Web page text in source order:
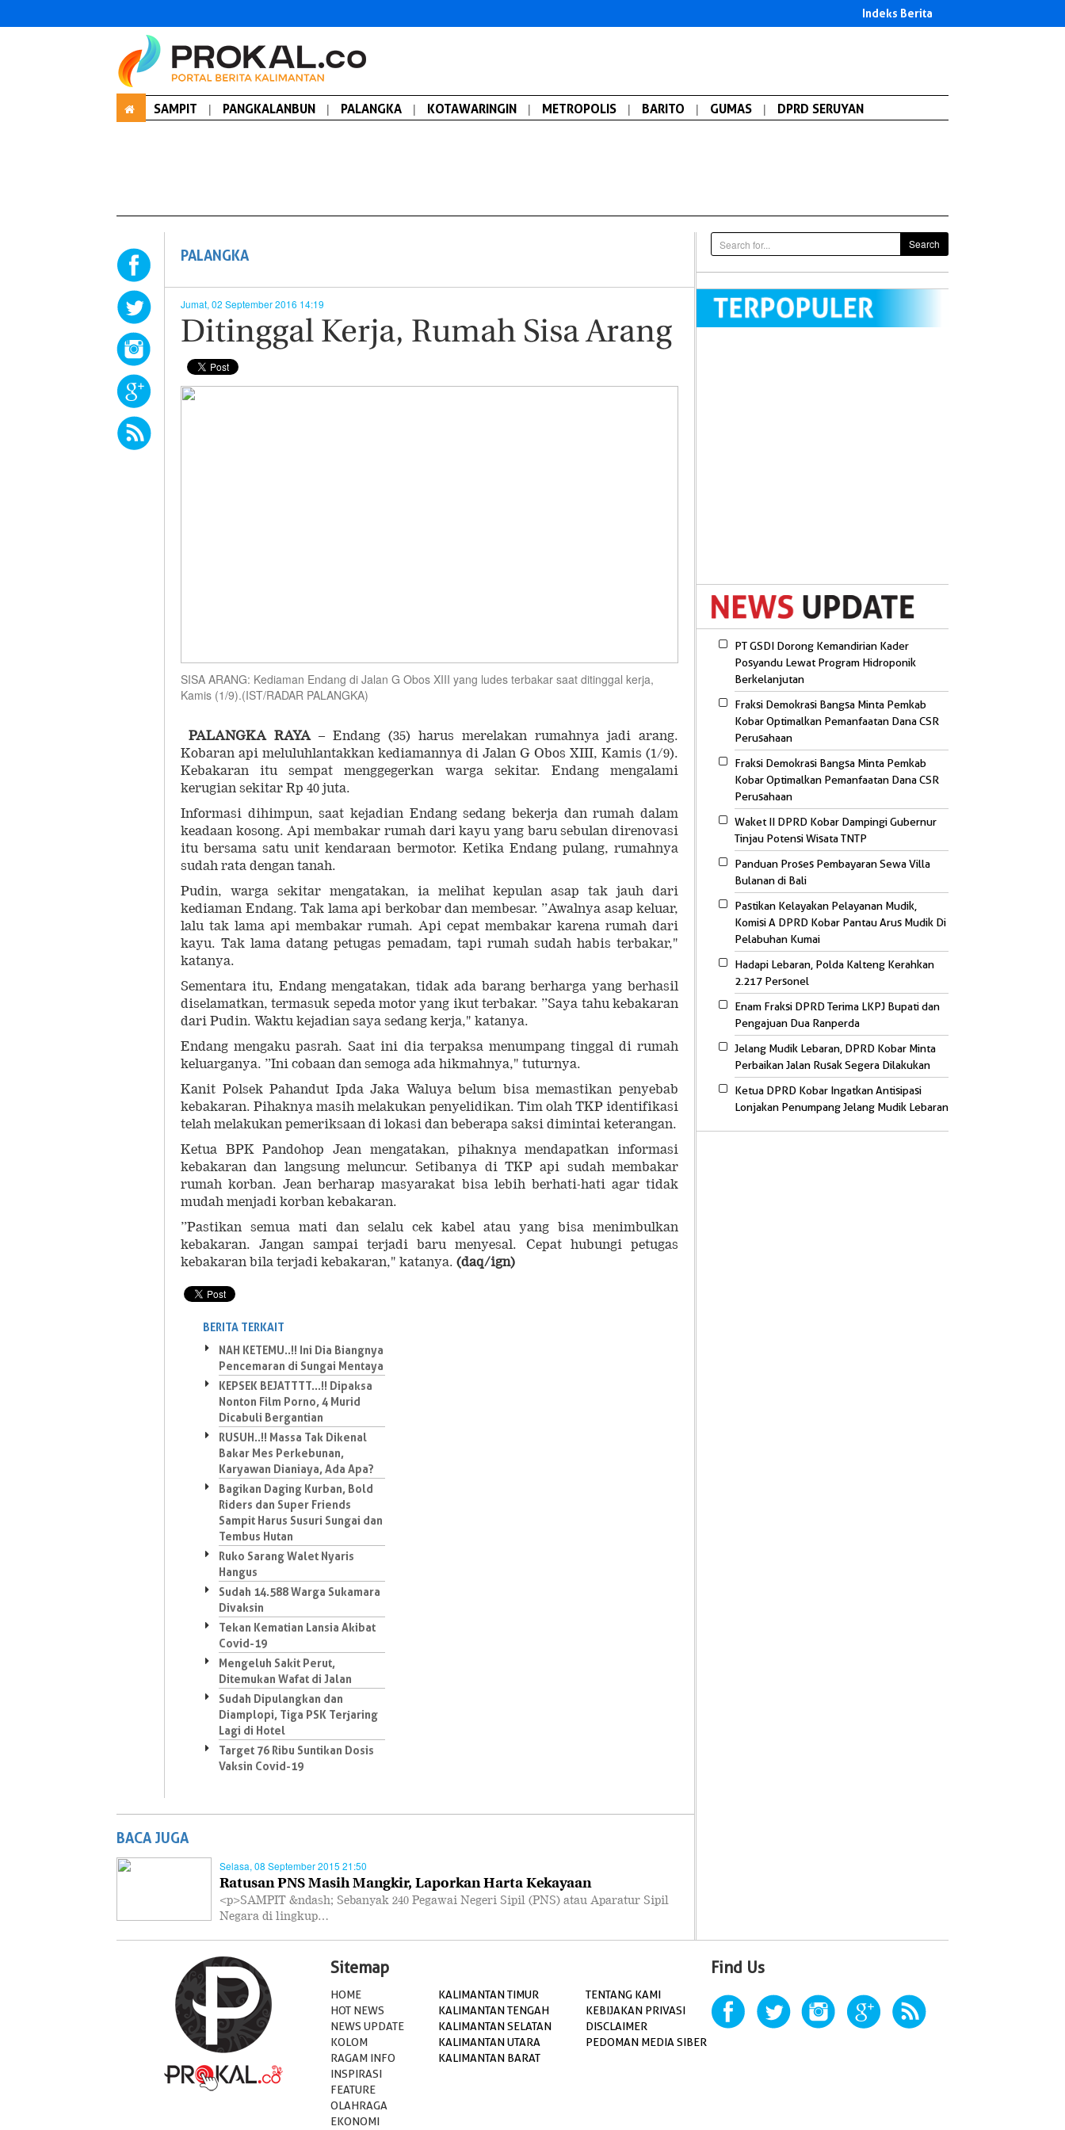
Indeks Berita
SAMPIT | PANGKALANBUN | PALANGKA | KOTAWARINGIN | METROPOLIS | BARITO | GUMAS | DPRD SERUYAN
PALANGKA
Jumat, 02 September 2016 14:19
Ditinggal Kerja, Rumah Sisa Arang
SISA ARANG: Kediaman Endang di Jalan G Obos XIII yang ludes terbakar saat ditinggal kerja,
Kamis (1/9).(IST/RADAR PALANGKA)
PALANGKA RAYA– Endang (35) harus merelakan rumahnya jadi arang.
Kobaran api meluluhlantakkan kediamannya di Jalan G Obos XIII, Kamis (1/9).
Kebakaran itu sempat menggegerkan warga sekitar. Endang mengalami
kerugian sekitar Rp 40 juta.
Informasi dihimpun, saat kejadian Endang sedang bekerja dan rumah dalam
keadaan kosong. Api membakar rumah dari kayu yang baru sebulan direnovasi
itu bersama satu unit kendaraan bermotor. Ketika Endang pulang, rumahnya
sudah rata dengan tanah.
Pudin, warga sekitar mengatakan, ia melihat kepulan asap tak jauh dari
kediaman Endang. Tak lama api berkobar dan membesar. ”Awalnya asap keluar,
lalu tak lama api membakar rumah. Api cepat membakar karena rumah dari
kayu. Tak lama datang petugas pemadam, tapi rumah sudah habis terbakar,"
katanya.
Sementara itu, Endang mengatakan, tidak ada barang berharga yang berhasil
diselamatkan, termasuk sepeda motor yang ikut terbakar. ”Saya tahu kebakaran
dari Pudin. Waktu kejadian saya sedang kerja," katanya.
Endang mengaku pasrah. Saat ini dia terpaksa menumpang tinggal di rumah
keluarganya. ”Ini cobaan dan semoga ada hikmahnya," tuturnya.
Kanit Polsek Pahandut Ipda Jaka Waluya belum bisa memastikan penyebab
kebakaran. Pihaknya masih melakukan penyelidikan. Tim olah TKP identifikasi
telah melakukan pemeriksaan di lokasi dan beberapa saksi dimintai keterangan.
Ketua BPK Pandohop Jean mengatakan, pihaknya mendapatkan informasi
kebakaran dan langsung meluncur. Setibanya di TKP api sudah membakar
rumah korban. Jean berharap masyarakat bisa lebih berhati-hati agar tidak
mudah menjadi korban kebakaran.
”Pastikan semua mati dan selalu cek kabel atau yang bisa menimbulkan
kebakaran. Jangan sampai terjadi baru menyesal. Cepat hubungi petugas
kebakaran bila terjadi kebakaran," katanya. (daq/ign)
BERITA TERKAIT
NAH KETEMU..!! Ini Dia Biangnya
Pencemaran di Sungai Mentaya
KEPSEK BEJATTTT...!! Dipaksa
Nonton Film Porno, 4 Murid
Dicabuli Bergantian
RUSUH..!! Massa Tak Dikenal
Bakar Mes Perkebunan,
Karyawan Dianiaya, Ada Apa?
Bagikan Daging Kurban, Bold
Riders dan Super Friends
Sampit Harus Susuri Sungai dan
Tembus Hutan
Ruko Sarang Walet Nyaris
Hangus
Sudah 14.588 Warga Sukamara
Divaksin
Tekan Kematian Lansia Akibat
Covid-19
Mengeluh Sakit Perut,
Ditemukan Wafat di Jalan
Sudah Dipulangkan dan
Diamplopi, Tiga PSK Terjaring
Lagi di Hotel
Target 76 Ribu Suntikan Dosis
Vaksin Covid-19
BACA JUGA
Selasa, 08 September 2015 21:50
Ratusan PNS Masih Mangkir, Laporkan Harta Kekayaan
<p>SAMPIT &ndash; Sebanyak 240 Pegawai Negeri Sipil (PNS) atau Aparatur Sipil
Negara di lingkup…
Search
PT GSDI Dorong Kemandirian Kader
Posyandu Lewat Program Hidroponik
Berkelanjutan
Fraksi Demokrasi Bangsa Minta Pemkab
Kobar Optimalkan Pemanfaatan Dana CSR
Perusahaan
Fraksi Demokrasi Bangsa Minta Pemkab
Kobar Optimalkan Pemanfaatan Dana CSR
Perusahaan
Waket II DPRD Kobar Dampingi Gubernur
Tinjau Potensi Wisata TNTP
Panduan Proses Pembayaran Sewa Villa
Bulanan di Bali
Pastikan Kelayakan Pelayanan Mudik,
Komisi A DPRD Kobar Pantau Arus Mudik Di
Pelabuhan Kumai
Hadapi Lebaran, Polda Kalteng Kerahkan
2.217 Personel
Enam Fraksi DPRD Terima LKPJ Bupati dan
Pengajuan Dua Ranperda
Jelang Mudik Lebaran, DPRD Kobar Minta
Perbaikan Jalan Rusak Segera Dilakukan
Ketua DPRD Kobar Ingatkan Antisipasi
Lonjakan Penumpang Jelang Mudik Lebaran
Sitemap
HOME
HOT NEWS
NEWS UPDATE
KOLOM
RAGAM INFO
INSPIRASI
FEATURE
OLAHRAGA
EKONOMI
KALIMANTAN TIMUR
KALIMANTAN TENGAH
KALIMANTAN SELATAN
KALIMANTAN UTARA
KALIMANTAN BARAT
TENTANG KAMI
KEBIJAKAN PRIVASI
DISCLAIMER
PEDOMAN MEDIA SIBER
Find Us